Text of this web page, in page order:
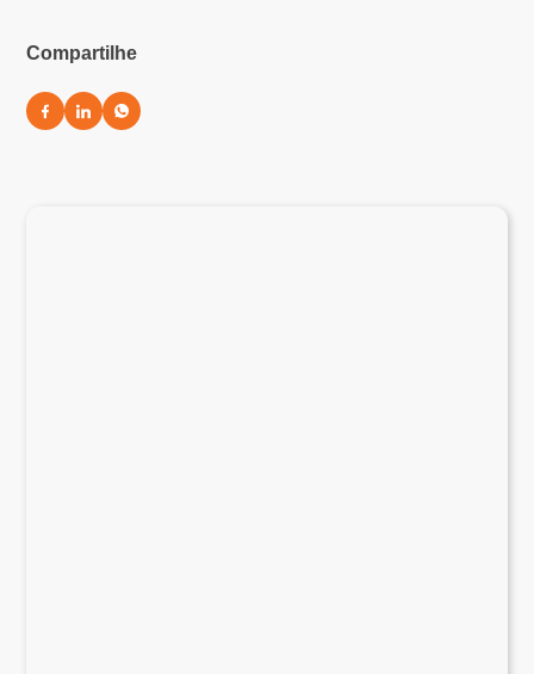
Compartilhe